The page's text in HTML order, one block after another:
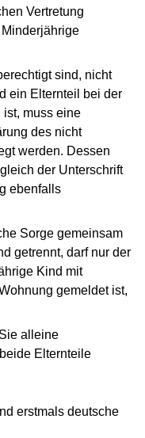
Vertretung
sind, nicht
ein Elternteil bei der
muss eine
des nicht
werden. Dessen
der Unterschrift
ebenfalls
Sorge gemeinsam
getrennt, darf nur der
Kind mit
gemeldet ist,
alleine
Elternteile
erstmals deutsche